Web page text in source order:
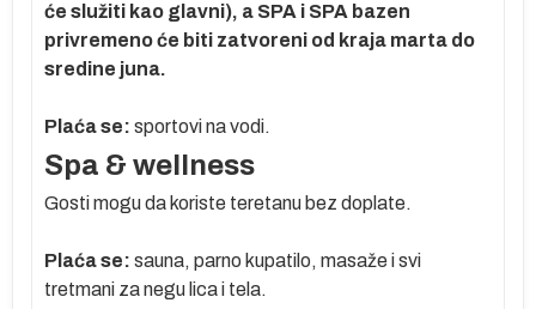
će služiti kao glavni), a SPA i SPA bazen
privremeno će biti zatvoreni od kraja marta do
sredine juna.
Plaća se: sportovi na vodi.
Spa & wellness
Gosti mogu da koriste teretanu bez doplate.
Plaća se: sauna, parno kupatilo, masaže i svi
tretmani za negu lica i tela.